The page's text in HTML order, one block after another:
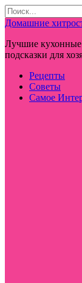
Перейти
к
контенту
Search
for:
Домашние
Лучшие кухонные
подсказки для
Рецепты
Советы
Самое